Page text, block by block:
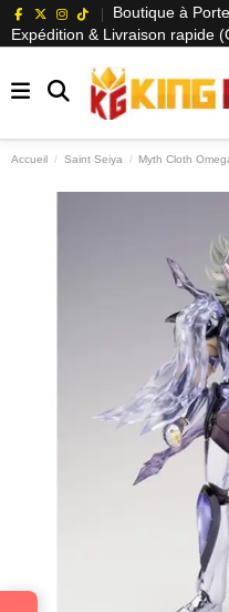
Boutique à
Expédition & Livraison rapide
Accueil Saint Seiya Myth Cloth